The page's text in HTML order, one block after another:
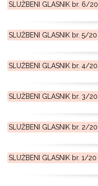
SLUŽBENI GLASNIK br. 6/20
SLUŽBENI GLASNIK br. 5/20
SLUŽBENI GLASNIK br. 4/20
SLUŽBENI GLASNIK br. 3/20
SLUŽBENI GLASNIK br. 2/20
SLUŽBENI GLASNIK br. 1/20